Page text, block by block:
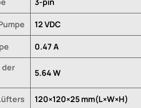
12 VDC
0.47 A
der
5.64 W
120×120×25 mm(L×W×H)